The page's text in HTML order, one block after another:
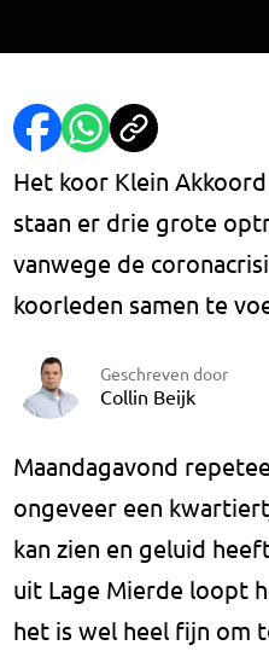
Het koor Klein
staan er drie grote
vanwege de
koorleden samen te
Geschreven door
Collin Beijk
Maandagavond
ongeveer een
kan zien en geluid
uit Lage Mierde loopt
het is wel heel fijn om